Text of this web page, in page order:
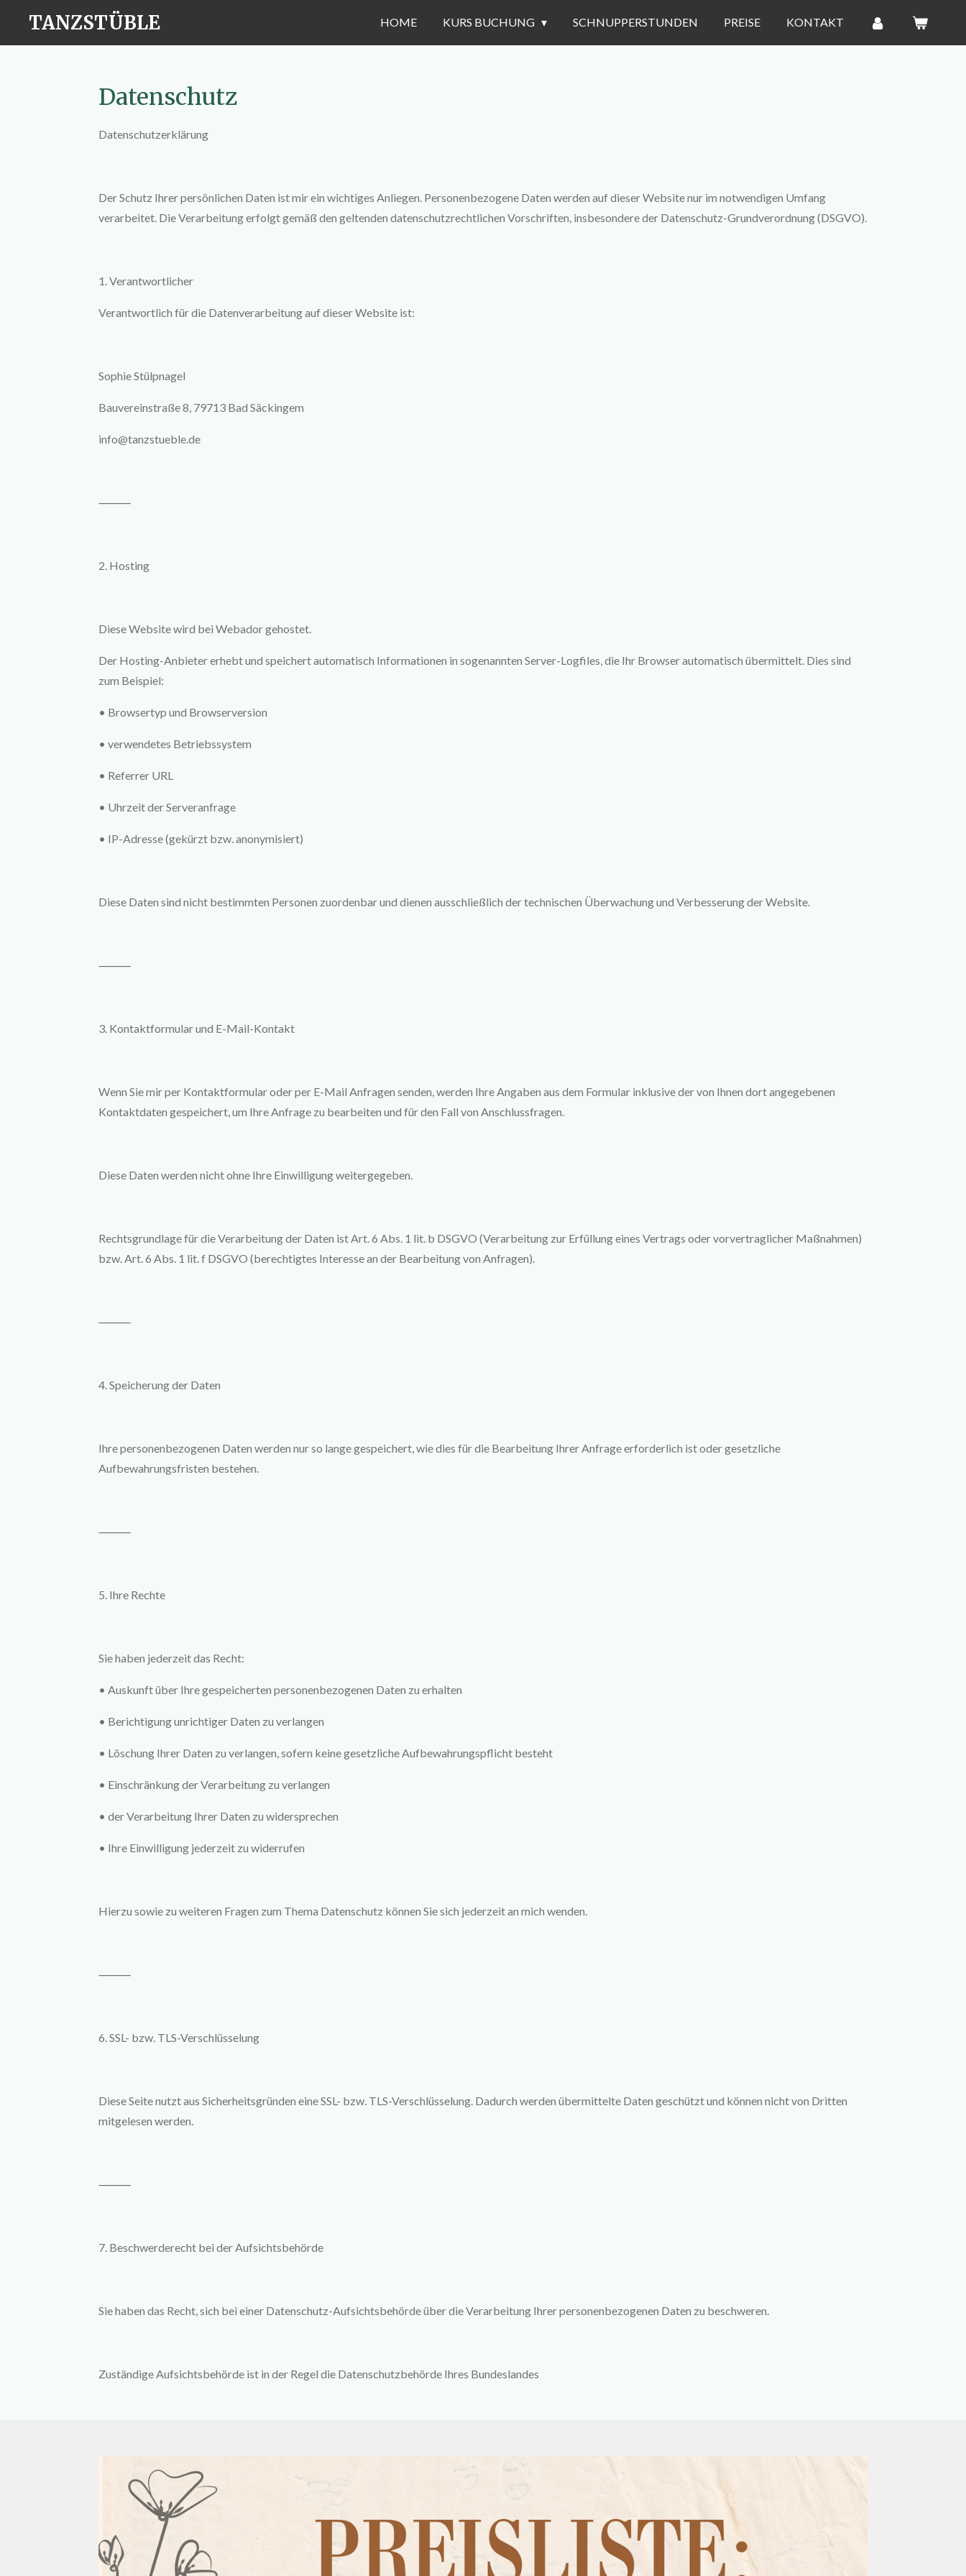
ZumTANZSTÜBLE HOME KURS BUCHUNG SCHNUPPERSTUNDEN PREISE KONTAKT
Datenschutz
Datenschutzerklärung
Der Schutz Ihrer persönlichen Daten ist mir ein wichtiges Anliegen. Personenbezogene Daten werden auf dieser Website nur im notwendigen Umfang
verarbeitet. Die Verarbeitung erfolgt gemäß den geltenden datenschutzrechtlichen Vorschriften, insbesondere der Datenschutz-Grundverordnung (DSGVO).
1. Verantwortlicher
Verantwortlich für die Datenverarbeitung auf dieser Website ist:
Sophie Stülpnagel
Bauvereinstraße 8, 79713 Bad Säckingem
info@tanzstueble.de
⸻
2. Hosting
Diese Website wird bei Webador gehostet.
Der Hosting-Anbieter erhebt und speichert automatisch Informationen in sogenannten Server-Logfiles, die Ihr Browser automatisch übermittelt. Dies sind
zum Beispiel:
• Browsertyp und Browserversion
• verwendetes Betriebssystem
• Referrer URL
• Uhrzeit der Serveranfrage
• IP-Adresse (gekürzt bzw. anonymisiert)
Diese Daten sind nicht bestimmten Personen zuordenbar und dienen ausschließlich der technischen Überwachung und Verbesserung der Website.
⸻
3. Kontaktformular und E-Mail-Kontakt
Wenn Sie mir per Kontaktformular oder per E-Mail Anfragen senden, werden Ihre Angaben aus dem Formular inklusive der von Ihnen dort angegebenen
Kontaktdaten gespeichert, um Ihre Anfrage zu bearbeiten und für den Fall von Anschlussfragen.
Diese Daten werden nicht ohne Ihre Einwilligung weitergegeben.
Rechtsgrundlage für die Verarbeitung der Daten ist Art. 6 Abs. 1 lit. b DSGVO (Verarbeitung zur Erfüllung eines Vertrags oder vorvertraglicher Maßnahmen)
bzw. Art. 6 Abs. 1 lit. f DSGVO (berechtigtes Interesse an der Bearbeitung von Anfragen).
⸻
4. Speicherung der Daten
Ihre personenbezogenen Daten werden nur so lange gespeichert, wie dies für die Bearbeitung Ihrer Anfrage erforderlich ist oder gesetzliche
Aufbewahrungsfristen bestehen.
⸻
5. Ihre Rechte
Sie haben jederzeit das Recht:
• Auskunft über Ihre gespeicherten personenbezogenen Daten zu erhalten
• Berichtigung unrichtiger Daten zu verlangen
• Löschung Ihrer Daten zu verlangen, sofern keine gesetzliche Aufbewahrungspflicht besteht
• Einschränkung der Verarbeitung zu verlangen
• der Verarbeitung Ihrer Daten zu widersprechen
• Ihre Einwilligung jederzeit zu widerrufen
Hierzu sowie zu weiteren Fragen zum Thema Datenschutz können Sie sich jederzeit an mich wenden.
⸻
6. SSL- bzw. TLS-Verschlüsselung
Diese Seite nutzt aus Sicherheitsgründen eine SSL- bzw. TLS-Verschlüsselung. Dadurch werden übermittelte Daten geschützt und können nicht von Dritten
mitgelesen werden.
⸻
7. Beschwerderecht bei der Aufsichtsbehörde
Sie haben das Recht, sich bei einer Datenschutz-Aufsichtsbehörde über die Verarbeitung Ihrer personenbezogenen Daten zu beschweren.
Zuständige Aufsichtsbehörde ist in der Regel die Datenschutzbehörde Ihres Bundeslandes